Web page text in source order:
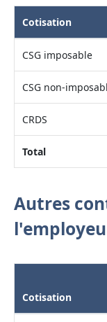
Cotisation
CSG imposable
CSG non-
CRDS
Total
Autres
Cotisation